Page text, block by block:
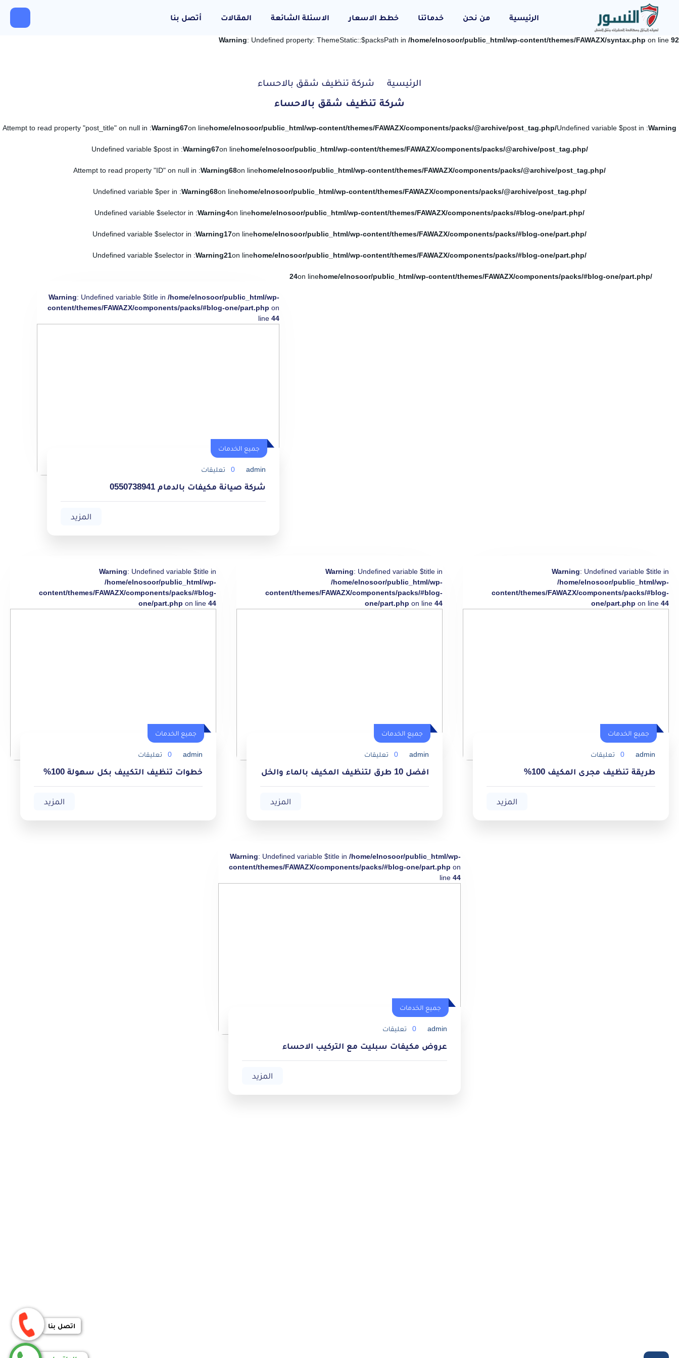
الرئيسية من نحن خدماتنا خطط الاسعار الاسئلة الشائعة المقالات أتصل بنا
Warning: Undefined property: ThemeStatic::$packsPath in /home/elnosoor/public_html/wp-content/themes/FAWAZX/syntax.php on line 92
الرئيسية شركة تنظيف شقق بالاحساء
شركة تنظيف شقق بالاحساء
Warning
: Undefined variable $post in
/home/elnosoor/public_html/wp-content/themes/FAWAZX/components/packs/@archive/post_tag.php
on line
67
Warning
: Attempt to read property "post_title" on null in
/home/elnosoor/public_html/wp-content/themes/FAWAZX/components/packs/@archive/post_tag.php
on line
67
Warning
: Undefined variable $post in
/home/elnosoor/public_html/wp-content/themes/FAWAZX/components/packs/@archive/post_tag.php
on line
68
Warning
: Attempt to read property "ID" on null in
/home/elnosoor/public_html/wp-content/themes/FAWAZX/components/packs/@archive/post_tag.php
on line
68
Warning
: Undefined variable $per in
/home/elnosoor/public_html/wp-content/themes/FAWAZX/components/packs/#blog-one/part.php
on line
4
Warning
: Undefined variable $selector in
/home/elnosoor/public_html/wp-content/themes/FAWAZX/components/packs/#blog-one/part.php
on line
17
Warning
: Undefined variable $selector in
/home/elnosoor/public_html/wp-content/themes/FAWAZX/components/packs/#blog-one/part.php
on line
21
Warning
: Undefined variable $selector in
/home/elnosoor/public_html/wp-content/themes/FAWAZX/components/packs/#blog-one/part.php
on line
24
Warning: Undefined variable $title in /home/elnosoor/public_html/wp-
content/themes/FAWAZX/components/packs/#blog-one/part.php on
line 44
جميع الخدمات
admin
0 تعليقات
شركة صيانة مكيفات بالدمام 0550738941
المزيد
Warning: Undefined variable $title in
/home/elnosoor/public_html/wp-
content/themes/FAWAZX/components/packs/#blog-
one/part.php on line 44
جميع الخدمات
admin
0 تعليقات
طريقة تنظيف مجرى المكيف 100%
المزيد
Warning: Undefined variable $title in
/home/elnosoor/public_html/wp-
content/themes/FAWAZX/components/packs/#blog-
one/part.php on line 44
جميع الخدمات
admin
0 تعليقات
افضل 10 طرق لتنظيف المكيف بالماء والخل
المزيد
Warning: Undefined variable $title in
/home/elnosoor/public_html/wp-
content/themes/FAWAZX/components/packs/#blog-
one/part.php on line 44
جميع الخدمات
admin
0 تعليقات
خطوات تنظيف التكييف بكل سهولة 100%
المزيد
Warning: Undefined variable $title in /home/elnosoor/public_html/wp-
content/themes/FAWAZX/components/packs/#blog-one/part.php on
line 44
جميع الخدمات
admin
0 تعليقات
عروض مكيفات سبليت مع التركيب الاحساء
المزيد
اتصل بنا